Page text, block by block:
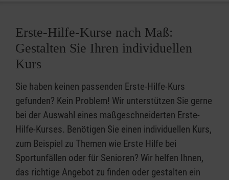
Erste-Hilfe-Kurse nach Maß:
Gestalten Sie Ihren individuellen
Kurs
Sie haben keinen passenden Erste-Hilfe-Kurs
gefunden? Kein Problem! Wir unterstützen Sie gerne
bei der Auswahl eines maßgeschneiderten Erste-
Hilfe-Kurses. Benötigen Sie einen individuellen Kurs,
zum Beispiel zu Themen wie Erste Hilfe bei
Sportunfällen oder für Senioren? Wir helfen Ihnen,
das richtige Angebot zu finden oder gestalten ein